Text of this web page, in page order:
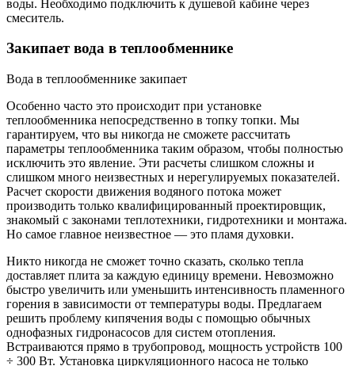
воды. Необходимо подключить к душевой кабине через
смеситель.
Закипает вода в теплообменнике
Вода в теплообменнике закипает
Особенно часто это происходит при установке
теплообменника непосредственно в топку топки. Мы
гарантируем, что вы никогда не сможете рассчитать
параметры теплообменника таким образом, чтобы полностью
исключить это явление. Эти расчеты слишком сложны и
слишком много неизвестных и нерегулируемых показателей.
Расчет скорости движения водяного потока может
производить только квалифицированный проектировщик,
знакомый с законами теплотехники, гидротехники и монтажа.
Но самое главное неизвестное — это пламя духовки.
Никто никогда не сможет точно сказать, сколько тепла
доставляет плита за каждую единицу времени. Невозможно
быстро увеличить или уменьшить интенсивность пламенного
горения в зависимости от температуры воды. Предлагаем
решить проблему кипячения воды с помощью обычных
однофазных гидронасосов для систем отопления.
Встраиваются прямо в трубопровод, мощность устройств 100
÷ 300 Вт. Установка циркуляционного насоса не только